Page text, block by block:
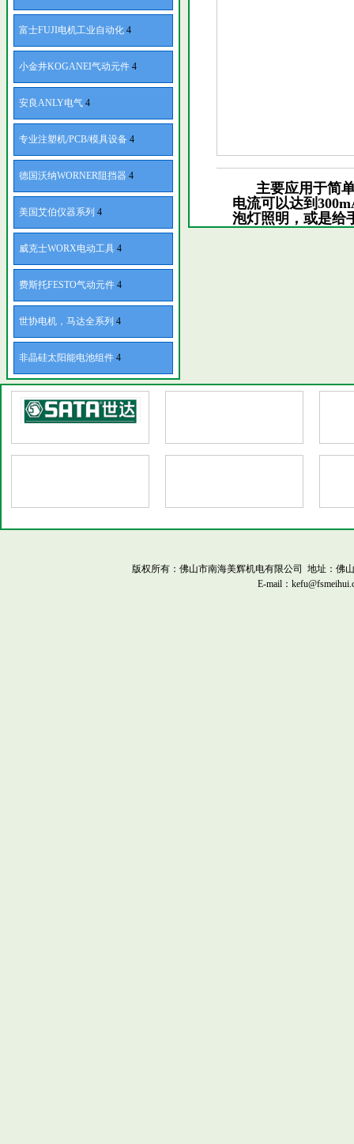
富士FUJI电机工业自动化 4
小金井KOGANEI气动元件 4
安良ANLY电气 4
专业注塑机/PCB/模具设备 4
德国沃纳WORNER阻挡器 4
美国艾伯仪器系列 4
威克士WORX电动工具 4
费斯托FESTO气动元件 4
世协电机，马达全系列 4
非晶硅太阳能电池组件 4
主要应用于简单
电流可以达到
泡灯照明，或是给
版权所有：佛山市南海美辉机电有限公司 地址：佛
E-mail：